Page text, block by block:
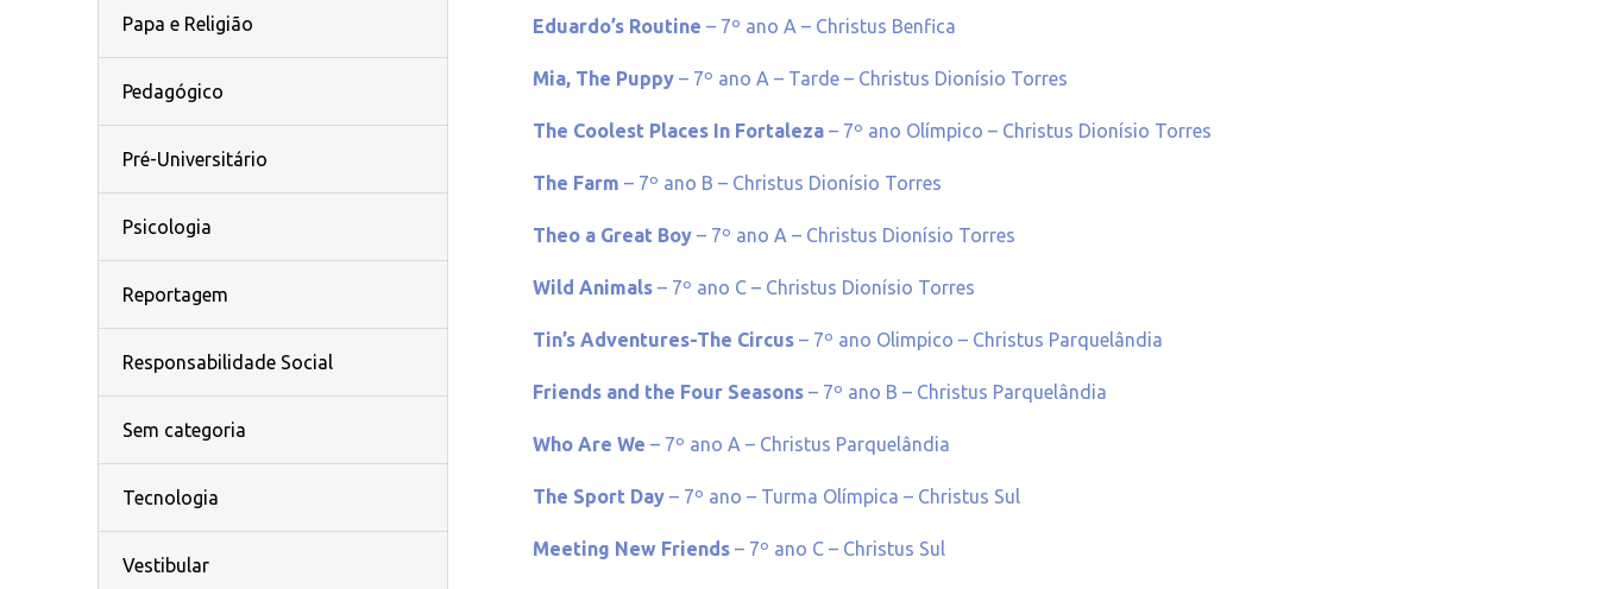
Papa e Religião
Pedagógico
Pré-Universitário
Psicologia
Reportagem
Responsabilidade Social
Sem categoria
Tecnologia
Vestibular
Eduardo’s Routine – 7º ano A – Christus Benfica
Mia, The Puppy– 7º ano A – Tarde – Christus Dionísio Torres
The Coolest Places In Fortaleza– 7º ano Olímpico – Christus Dionísio Torres
The Farm – 7º ano B – Christus Dionísio Torres
Theo a Great Boy– 7º ano A – Christus Dionísio Torres
Wild Animals– 7º ano C – Christus Dionísio Torres
Tin’s Adventures-The Circus– 7º ano Olimpico – Christus Parquelândia
Friends and the Four Seasons– 7º ano B – Christus Parquelândia
Who Are We – 7º ano A – Christus Parquelândia
The Sport Day– 7º ano – Turma Olímpica – Christus Sul
Meeting New Friends– 7º ano C – Christus Sul